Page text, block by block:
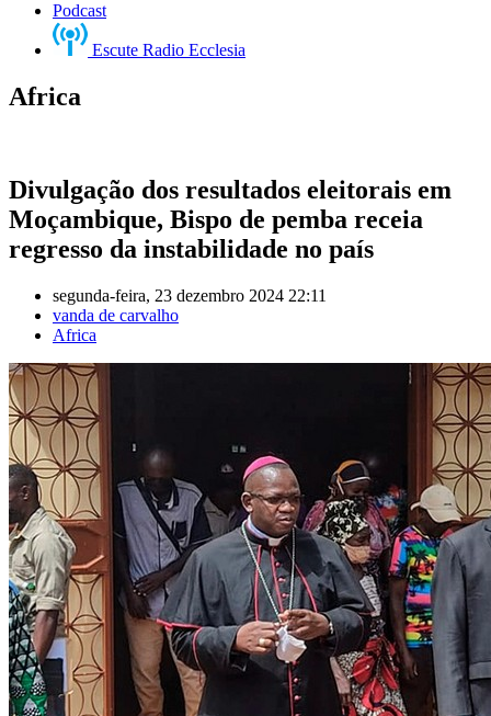
Podcast
Escute Radio Ecclesia
Africa
Divulgação dos resultados eleitorais em
Moçambique, Bispo de pemba receia
regresso da instabilidade no país
segunda-feira, 23 dezembro 2024 22:11
vanda de carvalho
Africa